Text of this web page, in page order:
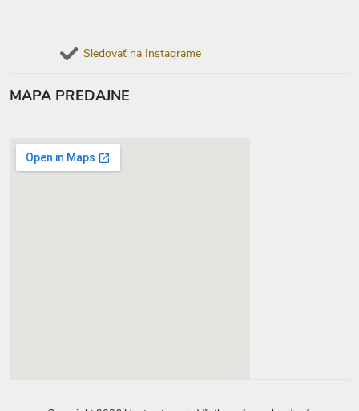
Sledovať na Instagrame
MAPA PREDAJNE